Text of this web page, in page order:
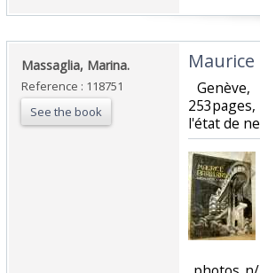
‎Massaglia, Marina.‎
Reference : 118751
See the book
l'état de